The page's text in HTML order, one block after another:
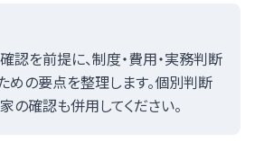
認を前提に、制度・費用・実務判断
めの要点を整理します。個別判断
の確認も併用してください。